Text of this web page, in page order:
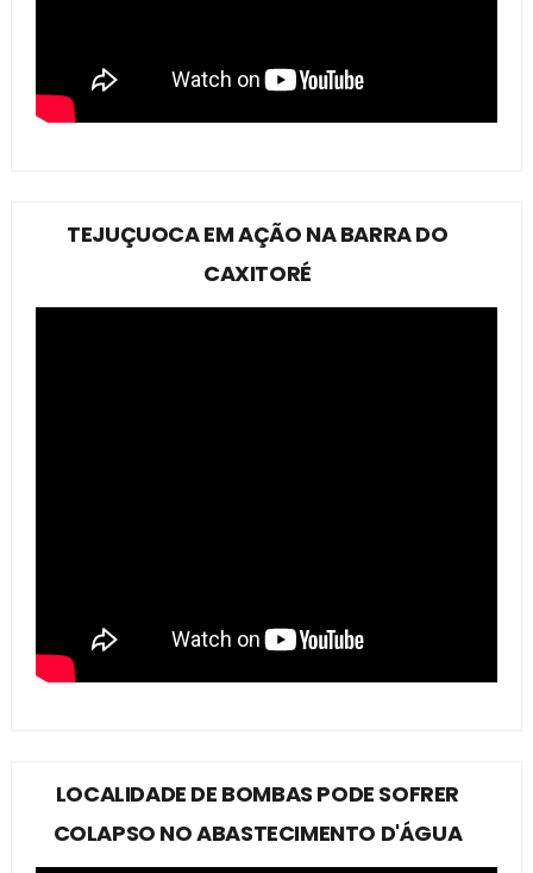
TEJUÇUOCA EM AÇÃO NA BARRA DO
CAXITORÉ
LOCALIDADE DE BOMBAS PODE SOFRER
COLAPSO NO ABASTECIMENTO D'ÁGUA